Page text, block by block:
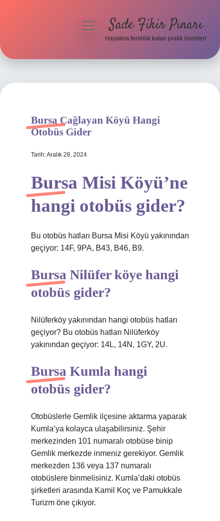
Hakkımızda
menüyüSade Fikir Pınarı
Hayatına ferahlık katan pratik öneriler!
Bursa Çağlayan Köyü Hangi
Otobüs Gider
Tarih: Aralık 28, 2024
Bursa Misi Köyü’ne
hangi otobüs gider?
Bu otobüs hatları Bursa Misi Köyü yakınından
geçiyor: 14F, 9PA, B43, B46, B9.
Bursa Nilüfer köye hangi
otobüs gider?
Nilüferköy yakınından hangi otobüs hatları
geçiyor? Bu otobüs hatları Nilüferköy
yakınından geçiyor: 14L, 14N, 1GY, 2U.
Bursa Kumla hangi
otobüs gider?
Otobüslerle Gemlik ilçesine aktarma yaparak
Kumla’ya kolayca ulaşabilirsiniz. Şehir
merkezinden 101 numaralı otobüse binip
Gemlik merkezde inmeniz gerekiyor. Gemlik
merkezden 136 veya 137 numaralı
otobüslere binmelisiniz. Kumla’daki otobüs
şirketleri arasında Kamil Koç ve Pamukkale
Turizm öne çıkıyor.